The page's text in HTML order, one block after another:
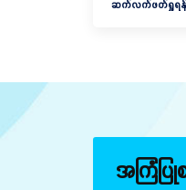
ဆက်လက်ဖတ်ရှုရန်
အကြံပြု